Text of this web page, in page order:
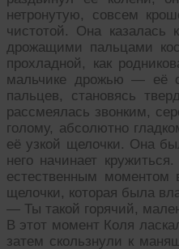
нетронутую, совсем
чистотой. Она казалась
дрожащими пальцами
прохладной, как
мальчике дрожью — её
пальцев, становясь
рассмеялась звонким,
голому, абсолютно
её узкой щелочки. Она
него начинает
естественным моментом
щелочки, которая была
— Ты такой горячий,
В этот момент Коля
затем скользнули к